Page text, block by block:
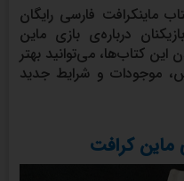
ماینکرافت فارسی رایگان
درباره‌ی بازی ماین
این کتاب‌ها، می‌توانید بهتر
موجودات و شرایط جدید
کرافت